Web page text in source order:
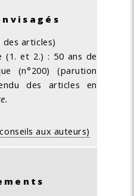
articles)
(1. et 2.) : 50 ans de
(n°200) (parution
des articles en
aux auteurs)